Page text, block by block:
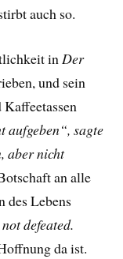
auch so.
in Der
und sein
aufgeben“, sagte
aber nicht
an alle
des Lebens
defeated.
da ist.